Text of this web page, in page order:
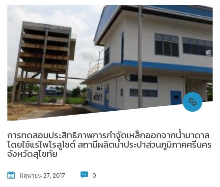
การทดสอบประสิทธิภาพการกำจัดเหล็กออกจากน้ำบาดาล
โดยใช้แร่ไพโรลูไซต์ สถานีผลิตน้ำประปาส่วนภูมิภาคศรีนคร
จังหวัดสุโขทัย
มิถุนายน 27, 2017 0